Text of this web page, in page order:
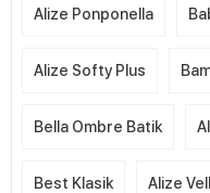
Alize Ponponella
Alize Softy Plus
Bella Ombre Batik
Best Klasik Alize